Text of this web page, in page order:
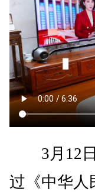
3月12日
过《中华人